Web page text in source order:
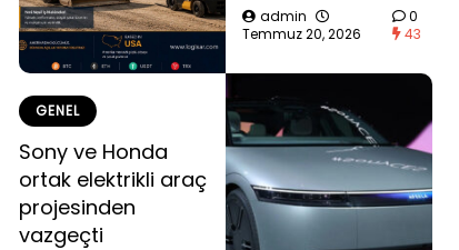
admin
Temmuz 20, 2026
0
43
GENEL
Sony ve Honda
ortak elektrikli araç
projesinden
vazgeçti